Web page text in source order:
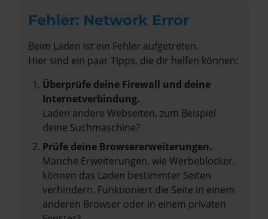
Fehler: Network Error
Beim Laden ist ein Fehler aufgetreten.
Hier sind ein paar Tipps, die dir helfen können:
Überprüfe deine Firewall und deine
Internetverbindung.
Laden andere Webseiten, zum Beispiel
deine Suchmaschine?
Prüfe deine Browsererweiterungen.
Manche Erweiterungen, wie Werbeblocker,
können das Laden bestimmter Seiten
verhindern. Funktioniert die Seite in einem
anderen Browser oder in einem privaten